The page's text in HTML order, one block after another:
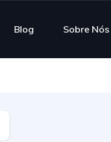
Blog Sobre Nós